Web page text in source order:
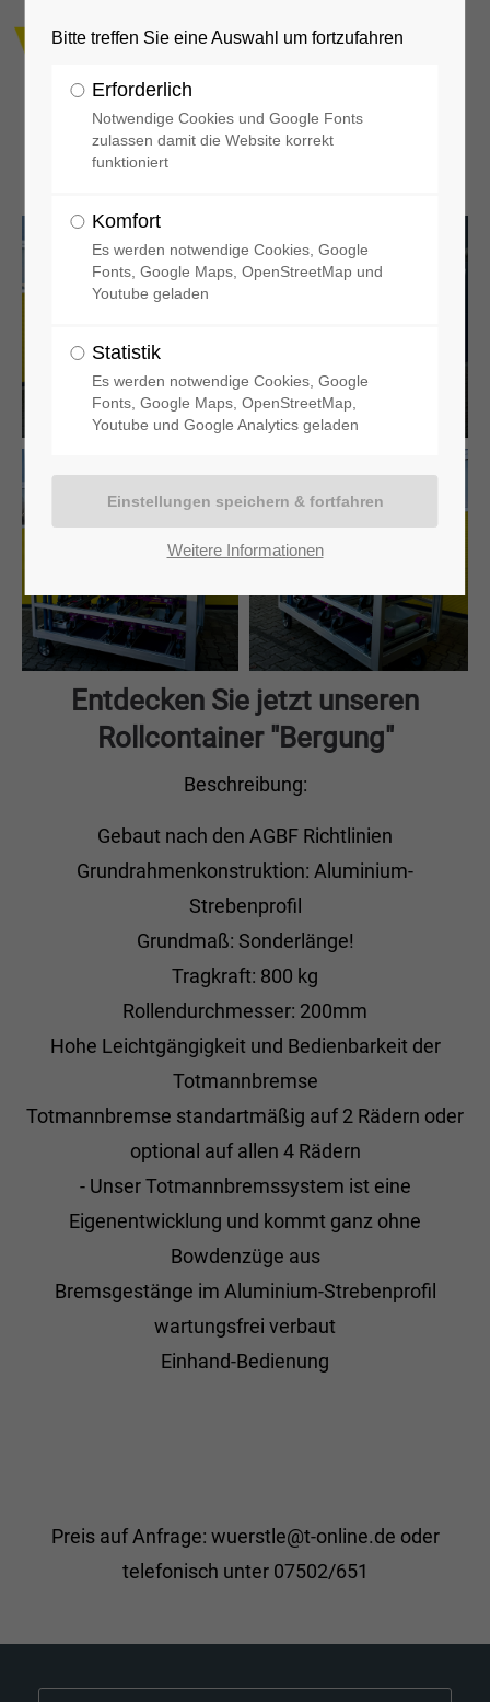
Entdecken Sie jetzt unseren
Rollcontainer "Bergung"
Beschreibung:
Gebaut nach den AGBF Richtlinien
Grundrahmenkonstruktion: Aluminium-
Strebenprofil
Grundmaß: Sonderlänge!
Tragkraft: 800 kg
Rollendurchmesser: 200mm
Hohe Leichtgängigkeit und Bedienbarkeit der
Totmannbremse
Totmannbremse standartmäßig auf 2 Rädern oder
optional auf allen 4 Rädern
- Unser Totmannbremssystem ist eine
Eigenentwicklung und kommt ganz ohne
Bowdenzüge aus
Bremsgestänge im Aluminium-Strebenprofil
wartungsfrei verbaut
Einhand-Bedienung
Preis auf Anfrage: wuerstle@t-online.de oder
telefonisch unter 07502/651
Bitte treffen Sie eine Auswahl um fortzufahren
Erforderlich
Notwendige Cookies und Google Fonts
zulassen damit die Website korrekt
funktioniert
Komfort
Es werden notwendige Cookies, Google
Fonts, Google Maps, OpenStreetMap und
Youtube geladen
Statistik
Es werden notwendige Cookies, Google
Fonts, Google Maps, OpenStreetMap,
Youtube und Google Analytics geladen
Weitere Informationen